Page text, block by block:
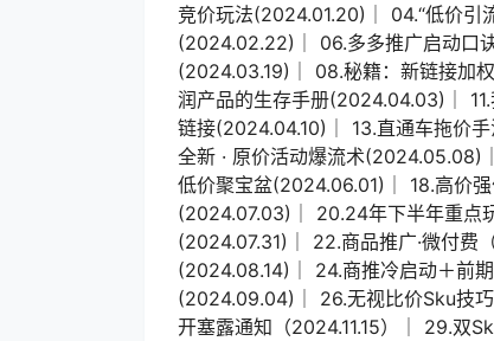
竞价玩法(2024.01.20)│ 04.“低价引
(2024.02.22)│ 06.多多推广启动口
(2024.03.19)│ 08.秘籍：新链接加
润产品的生存手册(2024.04.03)│
链接(2024.04.10)│ 13.直通车拖价
全新 · 原价活动爆流术
低价聚宝盆(2024.06.01)│ 18.高价
(2024.07.03)│ 20.24年下半年重点
(2024.07.31)│ 22.商品推广·微付
(2024.08.14)│ 24.商推冷启动＋前
(2024.09.04)│ 26.无视比价Sku技
开塞露通知（2024.11.15）│ 29.双